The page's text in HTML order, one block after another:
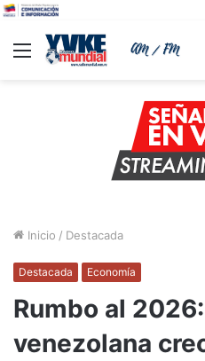
Menu
Inicio / Destacada
Destacada Economía
Rumbo al
venezolana